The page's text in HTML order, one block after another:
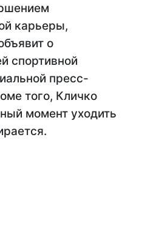
карьеры,
о
спортивной
пресс-
того, Кличко
момент уходить